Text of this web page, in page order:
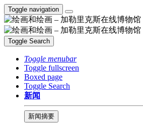
Toggle navigation
Toggle Search
Toggle menubar
Toggle fullscreen
Boxed page
Toggle Search
新闻
新闻摘要